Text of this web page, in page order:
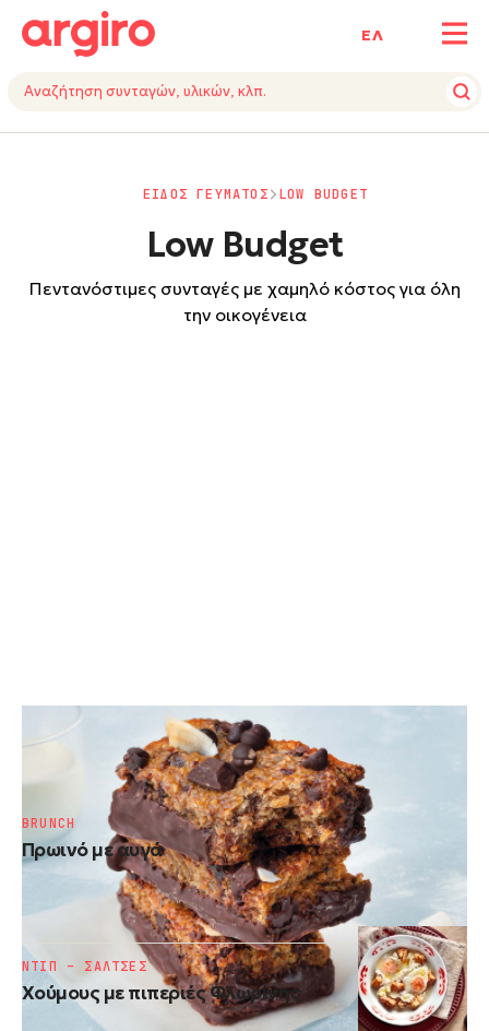
ΕΛ
ΕΙΔΟΣ ΓΕΥΜΑΤΟΣ LOW BUDGET
Low Budget
Πεντανόστιμες συνταγές με χαμηλό κόστος για όλη
την οικογένεια
Μπάρες με βρώμη χωρίς ζάχαρη
Πρωινό με αυγά
BRUNCH
Χούμους με πιπεριές Φλωρίνης
ΝΤΙΠ – ΣΑΛΤΣΕΣ